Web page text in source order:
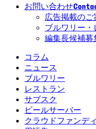
お問い合わせ
広告掲載のご
ブルワリー
編集長候補募
コラム
ニュース
ブルワリー
レストラン
サブスク
ビールサーバー
クラウドファンデ